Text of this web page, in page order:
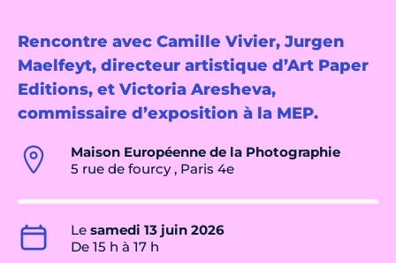
Rencontre avec Camille Vivier, Jurgen
Maelfeyt, directeur artistique d’Art Paper
Editions, et Victoria Aresheva,
commissaire d’exposition à la MEP.
Maison Européenne de la Photographie
5 rue de fourcy , Paris 4e
Le samedi 13 juin 2026
De 15 h à 17 h